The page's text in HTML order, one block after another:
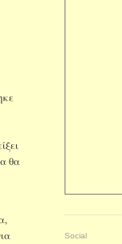
θα
Social